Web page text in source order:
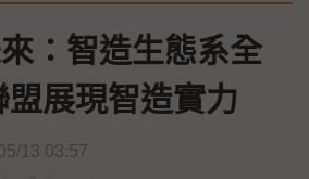
：智造生態系全
展現智造實力
13 03:57